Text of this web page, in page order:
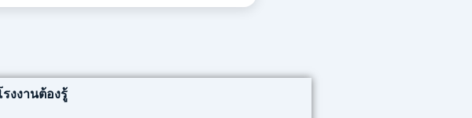
งงานต้องรู้